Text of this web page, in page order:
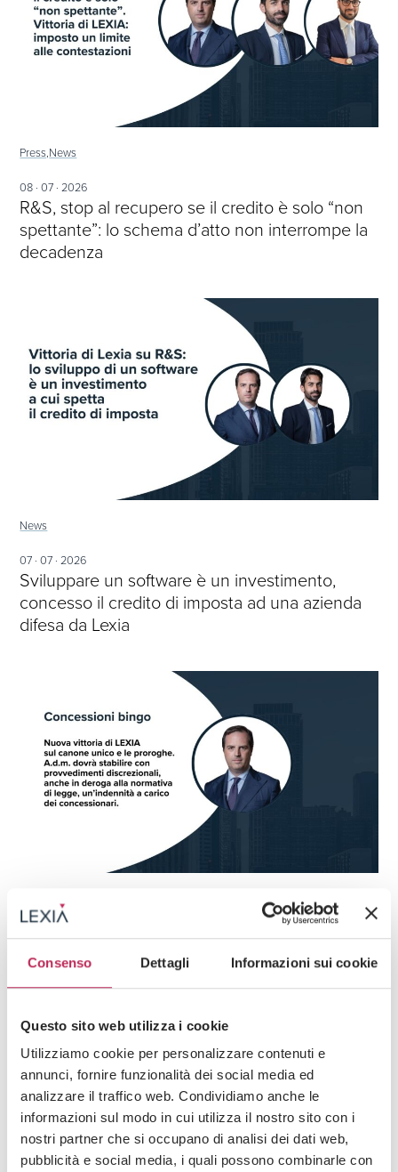
Consenso Dettagli Informazioni sui cookie
Questo sito web utilizza i cookie
Utilizziamo cookie per personalizzare contenuti e
annunci, fornire funzionalità dei social media ed
analizzare il traffico web. Condividiamo anche le
informazioni sul modo in cui utilizza il nostro sito con i
nostri partner che si occupano di analisi dei dati web,
pubblicità e social media, i quali possono combinarle con
Iscriviti alla newsletter
Newsletter
Press,News
08 · 07 · 2026
R&S, stop al recupero se il credito è solo “non
spettante”: lo schema d’atto non interrompe la
decadenza
News
07 · 07 · 2026
Sviluppare un software è un investimento,
concesso il credito di imposta ad una azienda
difesa da Lexia
Concessioni Bingo, nuova vittoria di LEXIA.
Verso una redistribuzione del “costo” delle
proroghe illegittime all’interno del mercato
Guarda tutti +